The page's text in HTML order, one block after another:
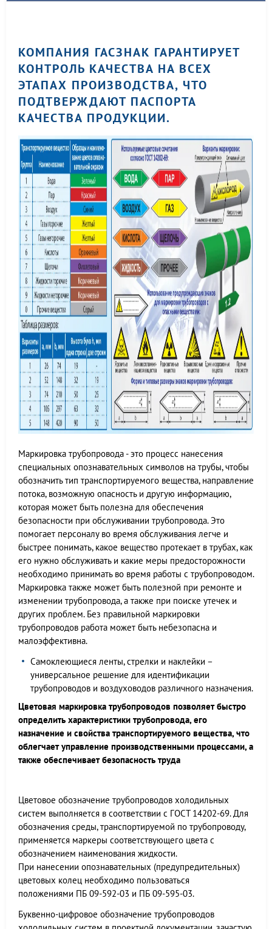
КОМПАНИЯ ГАСЗНАК ГАРАНТИРУЕТ
КОНТРОЛЬ КАЧЕСТВА НА ВСЕХ
ЭТАПАХ ПРОИЗВОДСТВА, ЧТО
ПОДТВЕРЖДАЮТ ПАСПОРТА
КАЧЕСТВА ПРОДУКЦИИ.
Маркировка трубопровода - это процесс нанесения
специальных опознавательных символов на трубы, чтобы
обозначить тип транспортируемого вещества, направление
потока, возможную опасность и другую информацию,
которая может быть полезна для обеспечения
безопасности при обслуживании трубопровода. Это
помогает персоналу во время обслуживания легче и
быстрее понимать, какое вещество протекает в трубах, как
его нужно обслуживать и какие меры предосторожности
необходимо принимать во время работы с трубопроводом.
Маркировка также может быть полезной при ремонте и
изменении трубопровода, а также при поиске утечек и
других проблем. Без правильной маркировки
трубопроводов работа может быть небезопасна и
малоэффективна.
Самоклеющиеся ленты, стрелки и наклейки –
универсальное решение для идентификации
трубопроводов и воздуховодов различного назначения.
Цветовая маркировка трубопроводов позволяет быстро
определить характеристики трубопровода, его
назначение и свойства транспортируемого вещества, что
облегчает управление производственными процессами, а
также обеспечивает безопасность труда
Цветовое обозначение трубопроводов холодильных
систем выполняется в соответствии с ГОСТ 14202-69. Для
обозначения среды, транспортируемой по трубопроводу,
применяется маркеры соответствующего цвета с
обозначением наименования жидкости.
При нанесении опознавательных (предупредительных)
цветовых колец необходимо пользоваться
положениями ПБ 09-592-03 и ПБ 09-595-03.
Буквенно-цифровое обозначение трубопроводов